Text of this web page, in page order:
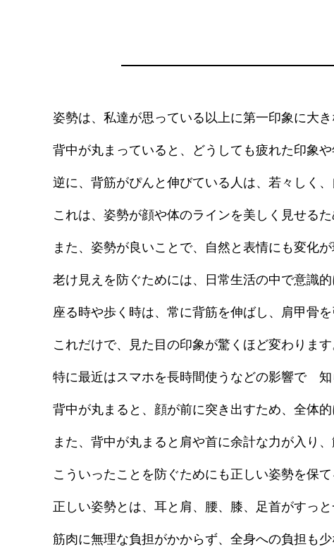
姿勢は、私達が思っている以上に第一印象に大き
背中が丸まっていると、どうしても疲れた印象
逆に、背筋がぴんと伸びている人は、若々しく
これは、姿勢が顔や体のラインを美しく見せる
また、姿勢が良いことで、自然と表情にも変化が
老け見えを防ぐためには、日常生活の中で意識
座る時や歩く時は、常に背筋を伸ばし、肩甲骨
これだけで、見た目の印象が驚くほど変わります
特に最近はスマホを長時間使うなどの影響で 知
背中が丸まると、顔が前に突き出すため、全体
また、背中が丸まると肩や首に余計な力が入り
こういったことを防ぐためにも正しい姿勢を保
正しい姿勢とは、耳と肩、腰、膝、足首がすっ
筋肉に無理な負担がかからず、全身への負担も少